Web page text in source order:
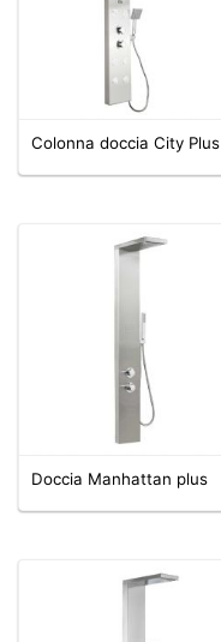
Colonna doccia City Plus
Doccia Manhattan plus